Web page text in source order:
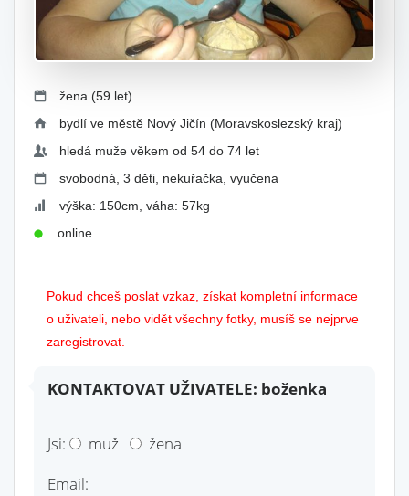
žena (59 let)
bydlí ve městě Nový Jičín (Moravskoslezský kraj)
hledá muže věkem od 54 do 74 let
svobodná, 3 děti, nekuřačka, vyučena
výška: 150cm, váha: 57kg
online
Pokud chceš poslat vzkaz, získat kompletní informace
o uživateli, nebo vidět všechny fotky, musíš se nejprve
zaregistrovat.
KONTAKTOVAT UŽIVATELE: boženka
Jsi: muž
žena
Email: